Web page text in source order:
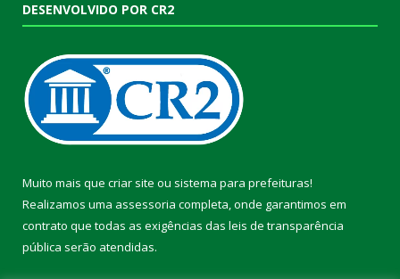
DESENVOLVIDO POR CR2
Muito mais que criar site ou sistema para prefeituras!
Realizamos uma assessoria completa, onde garantimos em
contrato que todas as exigências das leis de transparência
pública serão atendidas.